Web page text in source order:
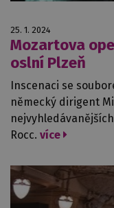
25. 1. 2024
Mozartova
oslní Plzeň
Inscenaci se
německý dirigent
Rocc. více